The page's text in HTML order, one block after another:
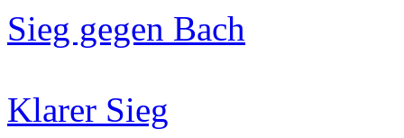
Sieg gegen Bach
Klarer Sieg